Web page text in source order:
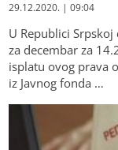
29.12.2020. | 09:04
U Republici
za decembar za
isplatu ovog prava
iz Javnog fonda …